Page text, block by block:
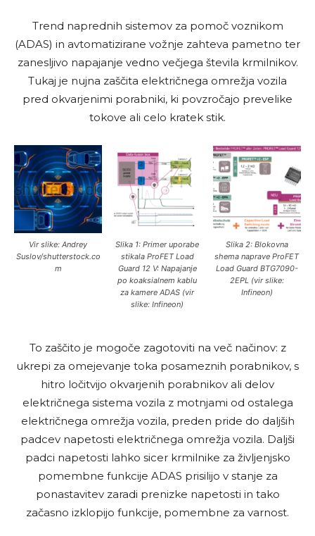
Trend naprednih sistemov za pomoč voznikom
(ADAS) in avtomatizirane vožnje zahteva pametno ter
zanesljivo napajanje vedno večjega števila krmilnikov.
Tukaj je nujna zaščita električnega omrežja vozila
pred okvarjenimi porabniki, ki povzročajo prevelike
tokove ali celo kratek stik.
Vir slike: Andrey
Suslov/shutterstock.co
m
Slika 1: Primer uporabe
stikala ProFET Load
Guard 12 V: Napajanje
po koaksialnem kablu
za kamere ADAS (vir
slike: Infineon)
Slika 2: Blokovna
shema naprave ProFET
Load Guard BTG7090-
2EPL (vir slike:
Infineon)
To zaščito je mogoče zagotoviti na več načinov: z
ukrepi za omejevanje toka posameznih porabnikov, s
hitro ločitvijo okvarjenih porabnikov ali delov
električnega sistema vozila z motnjami od ostalega
električnega omrežja vozila, preden pride do daljših
padcev napetosti električnega omrežja vozila. Daljši
padci napetosti lahko sicer krmilnike za življenjsko
pomembne funkcije ADAS prisilijo v stanje za
ponastavitev zaradi prenizke napetosti in tako
začasno izklopijo funkcije, pomembne za varnost.